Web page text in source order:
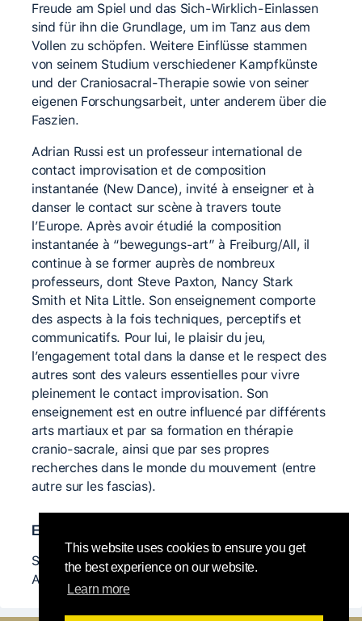
This website uses cookies to ensure you get
the best experience on our website.
Learn more
Freude am Spiel und das Sich-Wirklich-Einlassen
sind für ihn die Grundlage, um im Tanz aus dem
Vollen zu schöpfen. Weitere Einflüsse stammen
von seinem Studium verschiedener Kampfkünste
und der Craniosacral-Therapie sowie von seiner
eigenen Forschungsarbeit, unter anderem über die
Faszien.
Adrian Russi est un professeur international de
contact improvisation et de composition
instantanée (New Dance), invité à enseigner et à
danser le contact sur scène à travers toute
l’Europe. Après avoir étudié la composition
instantanée à “bewegungs-art” à Freiburg/All, il
continue à se former auprès de nombreux
professeurs, dont Steve Paxton, Nancy Stark
Smith et Nita Little. Son enseignement comporte
des aspects à la fois techniques, perceptifs et
communicatifs. Pour lui, le plaisir du jeu,
l’engagement total dans la danse et le respect des
autres sont des valeurs essentielles pour vivre
pleinement le contact improvisation. Son
enseignement est en outre influencé par différents
arts martiaux et par sa formation en thérapie
cranio-sacrale, ainsi que par ses propres
recherches dans le monde du mouvement (entre
autre sur les fascias).
Enseignants-es importants-es
Steve Paxton, Nancy Stark Smith, Nita Little,
Andrew Harwood, Lilo Stahl